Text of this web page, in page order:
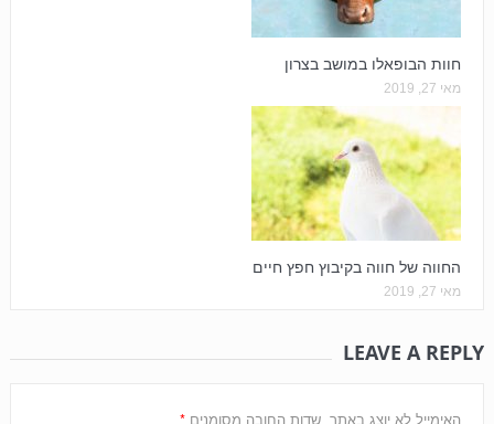
חוות הבופאלו במושב בצרון
מאי 27, 2019
החווה של חווה בקיבוץ חפץ חיים
מאי 27, 2019
LEAVE A REPLY
האימייל לא יוצג באתר. שדות החובה מסומנים *